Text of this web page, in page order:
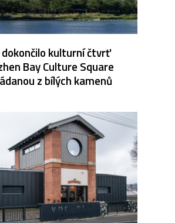
dokončilo kulturní čtvrť
Bay Culture Square
z bílých kamenů